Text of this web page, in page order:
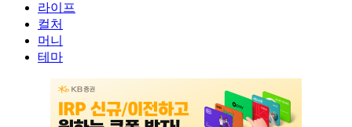
라이프
컬처
머니
테마